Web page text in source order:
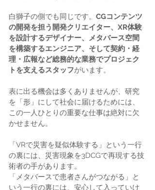
白獅子の側でも同じです。 CGコンテンツ
の開発を担う開発クリエイター、XR体験
を設計するデザイナー、メタバース空間
を構築するエンジニア、そして契約・経
理・広報など総務的な業務でプロジェク
トを支えるスタッフがいます。
表に出る機会は多くありませんが、研究
を「形」にして社会に届けるためには、
この一人ひとりの重要な仕事は絶対に欠
かせません。
「VRで災害を疑似体験する」という一行
の裏には、災害現象を3DCGで再現する技
術者の手があります。
「メタバースで患者さんがつながる」と
いう一行の裏には、安心して入っていけ